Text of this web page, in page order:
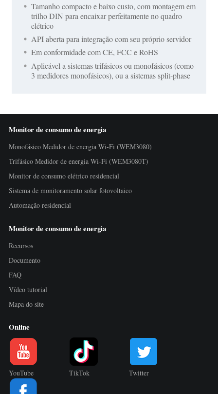
Tamanho compacto e baixo custo, com montagem em
trilho DIN para encaixar perfeitamente no quadro
elétrico
API aberta para integração com seu próprio servidor
Em conformidade com CE, FCC e RoHS
Aplicável a sistemas trifásicos ou monofásicos (como
3 medidores monofásicos), ou a sistemas split-phase
Monitor de consumo de energia
Monofásico Medidor de energia Wi-Fi (WEM3080)
Trifásico Medidor de energia Wi-Fi (WEM3080T)
Monitor de consumo elétrico residencial
Sistema de monitoramento solar fotovoltaico
Automação residencial
Monitor de consumo de energia
Recursos
Documento
FAQ
Vídeo tutorial
Mapa do site
Online
YouTube TikTok Twitter